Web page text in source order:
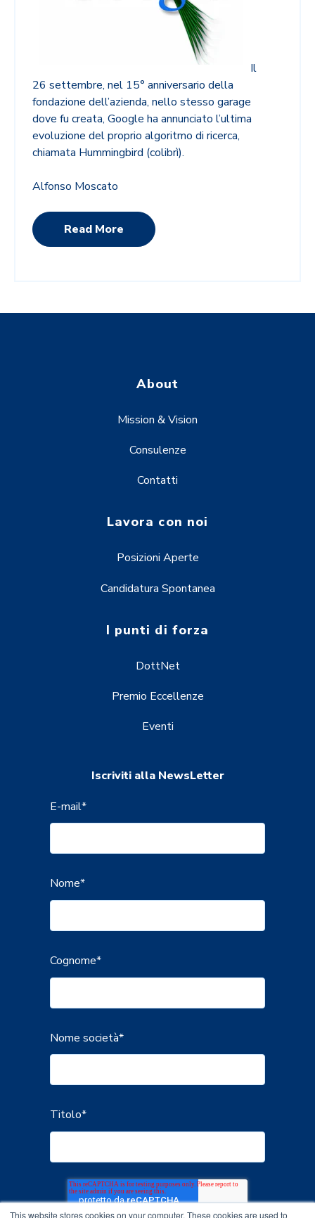
This website stores cookies on your computer. These cookies are used to
Il
26 settembre, nel 15° anniversario della
fondazione dell’azienda, nello stesso garage
dove fu creata, Google ha annunciato l’ultima
evoluzione del proprio algoritmo di ricerca,
chiamata Hummingbird (colibrì).
Alfonso Moscato
Read More
About
Mission & Vision
Consulenze
Contatti
Lavora con noi
Posizioni Aperte
Candidatura Spontanea
I punti di forza
DottNet
Premio Eccellenze
Eventi
Iscriviti alla NewsLetter
E-mail*
Nome*
Cognome*
Nome società*
Titolo*